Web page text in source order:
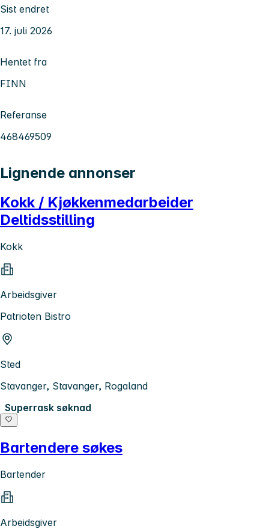
Sist endret
17. juli 2026
Hentet fra
FINN
Referanse
468469509
Lignende annonser
Kokk / Kjøkkenmedarbeider
Deltidsstilling
Kokk
Arbeidsgiver
Patrioten Bistro
Sted
Stavanger, Stavanger, Rogaland
Superrask søknad
Bartendere søkes
Bartender
Arbeidsgiver